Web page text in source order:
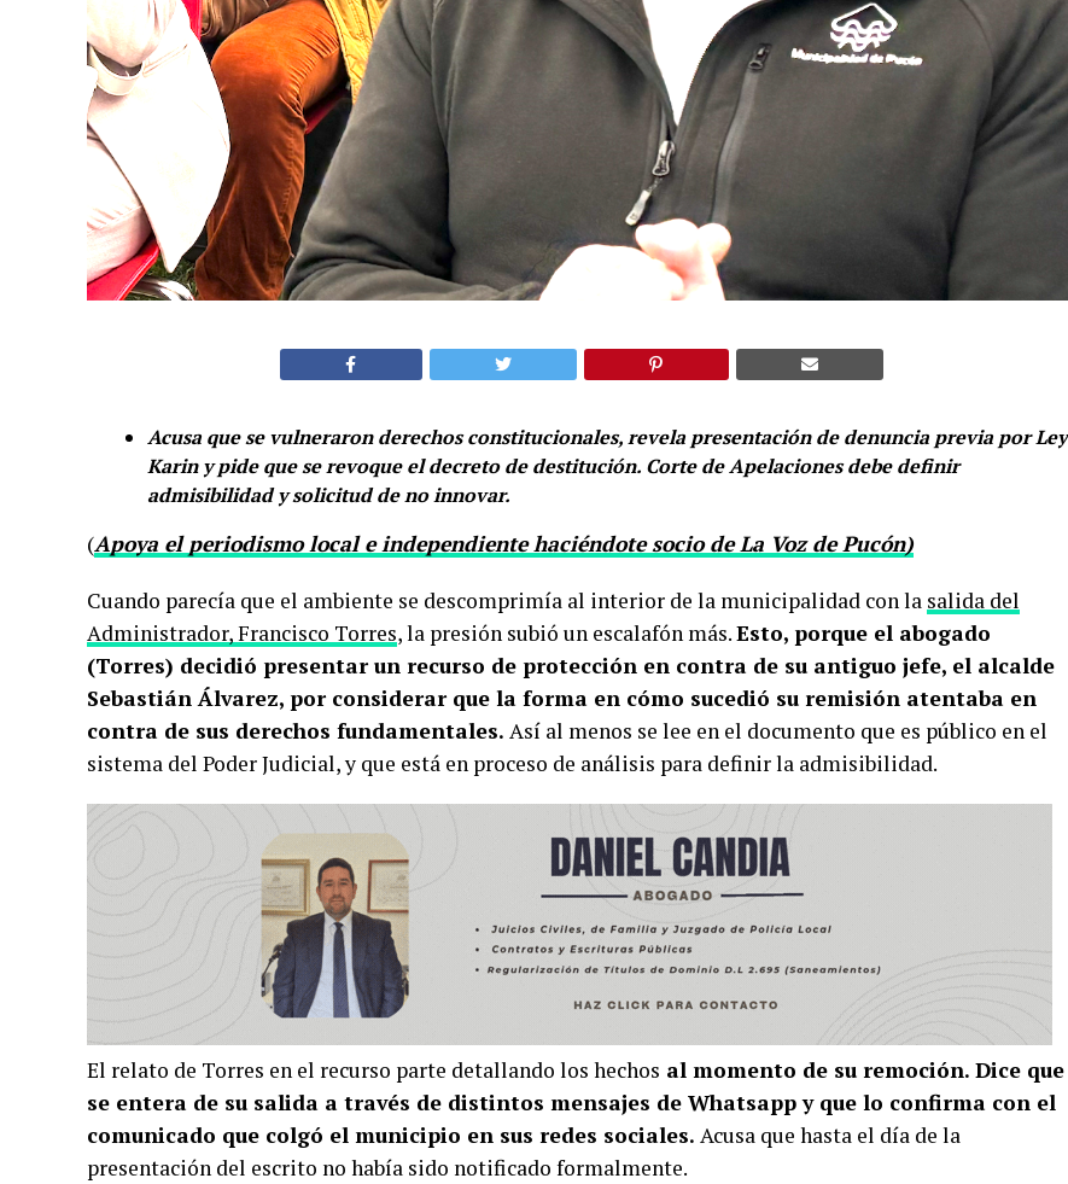
Acusa que se vulneraron derechos constitucionales, revela presentación de denuncia previa por Ley
Karin y pide que se revoque el decreto de destitución. Corte de Apelaciones debe definir
admisibilidad y solicitud de no innovar.
(Apoya el periodismo local e independiente haciéndote socio de La Voz de Pucón)
Cuando parecía que el ambiente se descomprimía al interior de la municipalidad con la salida del
Administrador, Francisco Torres, la presión subió un escalafón más.Esto, porque el abogado
(Torres) decidió presentar un recurso de protección en contra de su antiguo jefe, el alcalde
Sebastián Álvarez, por considerar que la forma en cómo sucedió su remisión atentaba en
contra de sus derechos fundamentales. Así al menos se lee en el documento que es público en el
sistema del Poder Judicial, y que está en proceso de análisis para definir la admisibilidad.
El relato de Torres en el recurso parte detallando los hechos al momento de su remoción. Dice que
se entera de su salida a través de distintos mensajes de Whatsapp y que lo confirma con el
comunicado que colgó el municipio en sus redes sociales. Acusa que hasta el día de la
presentación del escrito no había sido notificado formalmente.